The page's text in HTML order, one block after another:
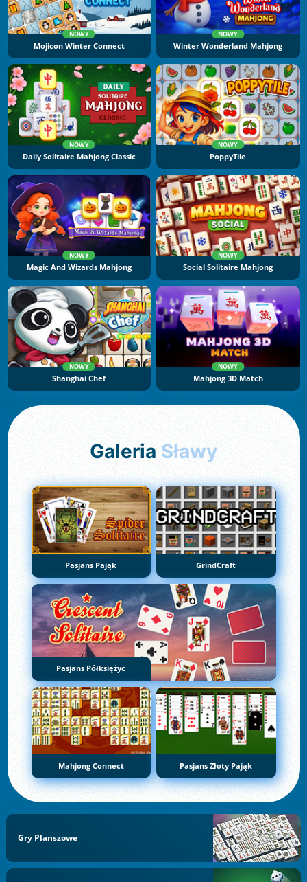
NOWY
Mojicon Winter Connect
NOWY
Winter Wonderland Mahjong
NOWY
Daily Solitaire Mahjong Classic
NOWY
PoppyTile
NOWY
Magic And Wizards Mahjong
NOWY
Social Solitaire Mahjong
NOWY
Shanghai Chef
NOWY
Mahjong 3D Match
Galeria Sławy
Pasjans Pająk GrindCraft
Pasjans Półksiężyc
Mahjong Connect Pasjans Złoty Pająk
Gry Planszowe